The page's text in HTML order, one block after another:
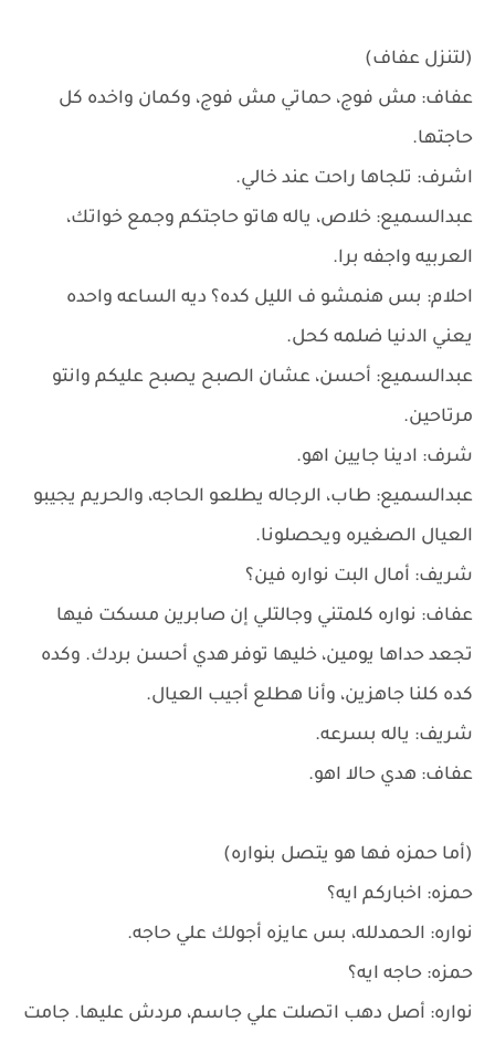
(لتنزل عفاف)
عفاف: مش فوج، حماتي مش فوج، وكمان واخده كل
حاجتها.
اشرف: تلجاها راحت عند خالي.
عبدالسميع: خلاص، ياله هاتو حاجتكم وجمع خواتك،
العربيه واجفه برا.
احلام: بس هنمشو ف الليل كده؟ ديه الساعه واحده
يعني الدنيا ضلمه كحل.
عبدالسميع: أحسن، عشان الصبح يصبح عليكم وانتو
مرتاحين.
شرف: ادينا جايين اهو.
عبدالسميع: طاب، الرجاله يطلعو الحاجه، والحريم يجيبو
العيال الصغيره ويحصلونا.
شريف: أمال البت نواره فين؟
عفاف: نواره كلمتني وجالتلي إن صابرين مسكت فيها
تجعد حداها يومين، خليها توفر هدي أحسن بردك. وكده
كده كلنا جاهزين، وأنا هطلع أجيب العيال.
شريف: ياله بسرعه.
عفاف: هدي حالا اهو.
(أما حمزه فها هو يتصل بنواره)
حمزه: اخباركم ايه؟
نواره: الحمدلله، بس عايزه أجولك علي حاجه.
حمزه: حاجه ايه؟
نواره: أصل دهب اتصلت علي جاسم، مردش عليها. جامت